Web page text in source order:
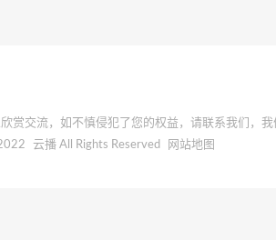
赏交流，如不慎侵犯了您的权益，请联系我们，我
云播 All Rights Reserved 网站地图